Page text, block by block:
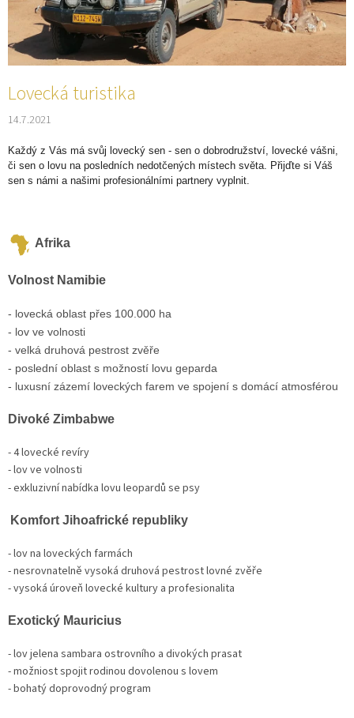
Lovecká turistika
14.7.2021
Každý z Vás má svůj lovecký sen - sen o dobrodružství, lovecké vášni,
či sen o lovu na posledních nedotčených místech světa. Přijďte si Váš
sen s námi a našimi profesionálními partnery vyplnit.
Afrika
Volnost Namibie
- lovecká oblast přes 100.000 ha
- lov ve volnosti
- velká druhová pestrost zvěře
- poslední oblast s možností lovu geparda
- luxusní zázemí loveckých farem ve spojení s domácí atmosférou
Divoké Zimbabwe
- 4 lovecké revíry
- lov ve volnosti
- exkluzivní nabídka lovu leopardů se psy
Komfort Jihoafrické republiky
- lov na loveckých farmách
- nesrovnatelně vysoká druhová pestrost lovné zvěře
- vysoká úroveň lovecké kultury a profesionalita
Exotický Mauricius
- lov jelena sambara ostrovního a divokých prasat
- možniost spojit rodinou dovolenou s lovem
- bohatý doprovodný program